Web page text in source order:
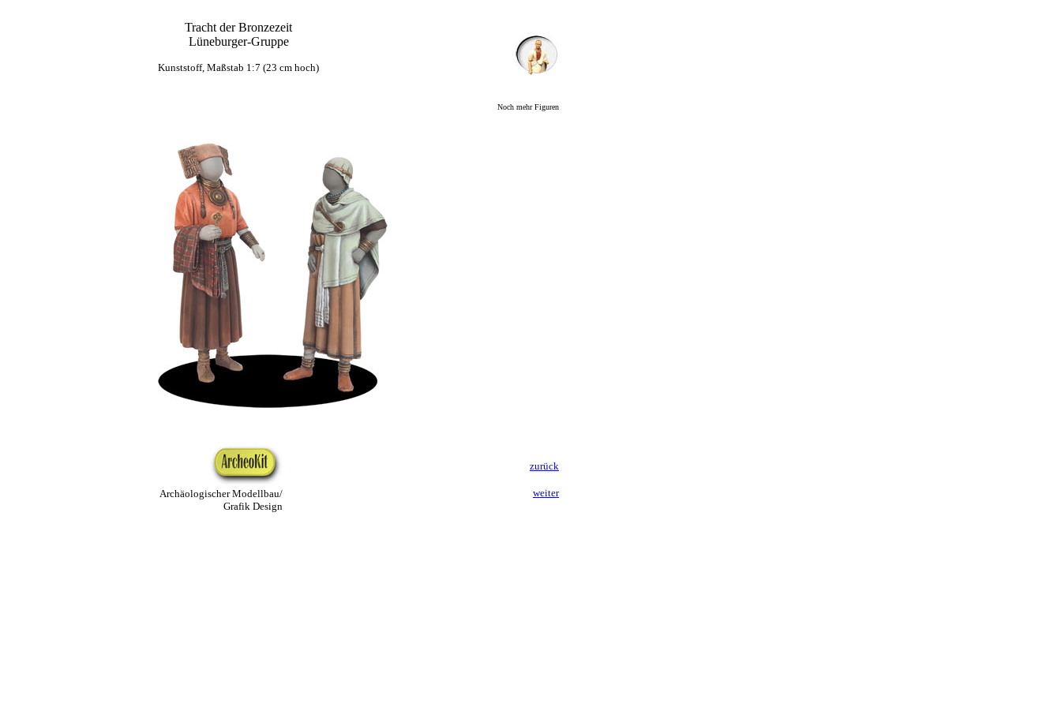
Tracht der Bronzezeit
Lüneburger-Gruppe
Kunststoff, Maßstab 1:7 (23 cm hoch)
Noch mehr Figuren
Archäologischer Modellbau/
Grafik Design
zurück
weiter